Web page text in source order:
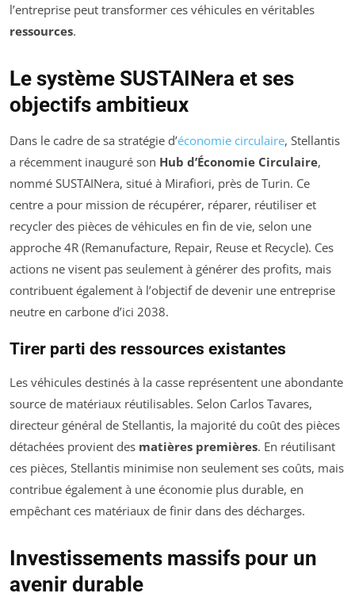
l’entreprise peut transformer ces véhicules en véritables
ressources.
Le système SUSTAINera et ses
objectifs ambitieux
Dans le cadre de sa stratégie d’économie circulaire, Stellantis
a récemment inauguré son Hub d’Économie Circulaire,
nommé SUSTAINera, situé à Mirafiori, près de Turin. Ce
centre a pour mission de récupérer, réparer, réutiliser et
recycler des pièces de véhicules en fin de vie, selon une
approche 4R (Remanufacture, Repair, Reuse et Recycle). Ces
actions ne visent pas seulement à générer des profits, mais
contribuent également à l’objectif de devenir une entreprise
neutre en carbone d’ici 2038.
Tirer parti des ressources existantes
Les véhicules destinés à la casse représentent une abondante
source de matériaux réutilisables. Selon Carlos Tavares,
directeur général de Stellantis, la majorité du coût des pièces
détachées provient des matières premières. En réutilisant
ces pièces, Stellantis minimise non seulement ses coûts, mais
contribue également à une économie plus durable, en
empêchant ces matériaux de finir dans des décharges.
Investissements massifs pour un
avenir durable